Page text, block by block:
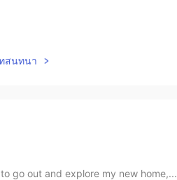
สนทนา
go out and explore my new home,...